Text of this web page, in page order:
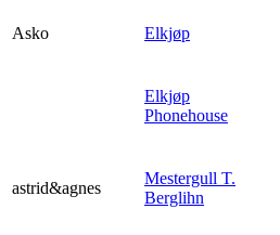
Asko Elkjøp
Elkjøp
Phonehouse
astrid&agnes
Mestergull T.
Berglihn